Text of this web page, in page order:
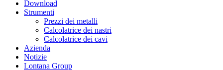
Download
Strumenti
Prezzi dei metalli
Calcolatrice dei nastri
Calcolatrice dei cavi
Azienda
Notizie
Lontana Group